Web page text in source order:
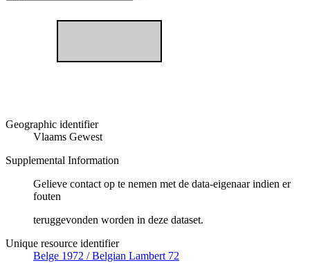
Geographic identifier
Vlaams Gewest
Supplemental Information
Gelieve contact op te nemen met de data-eigenaar indien er
fouten
teruggevonden worden in deze dataset.
Unique resource identifier
Belge 1972 / Belgian Lambert 72